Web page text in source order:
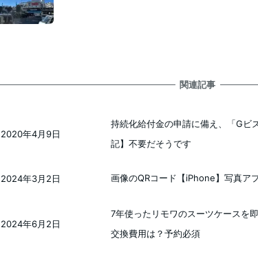
関連記事
持続化給付金の申請に備え、「Gビ
記】不要だそうです
2020年4月9日
画像のQRコード【iPhone】写真ア
2024年3月2日
7年使ったリモワのスーツケースを
交換費用は？予約必須
2024年6月2日